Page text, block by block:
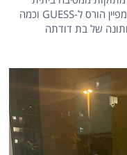
ועמוסת ג׳ירפות, אתמול היא חשפה סרטון קמפיין הורס ל-GUESS וכמה
של בת דודתה